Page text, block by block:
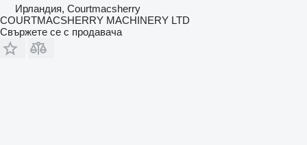
Ирландия, Courtmacsherry
COURTMACSHERRY MACHINERY LTD
Свържете се с продавача